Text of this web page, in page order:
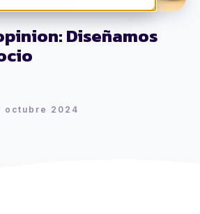
Diseñamos
octubre 2024